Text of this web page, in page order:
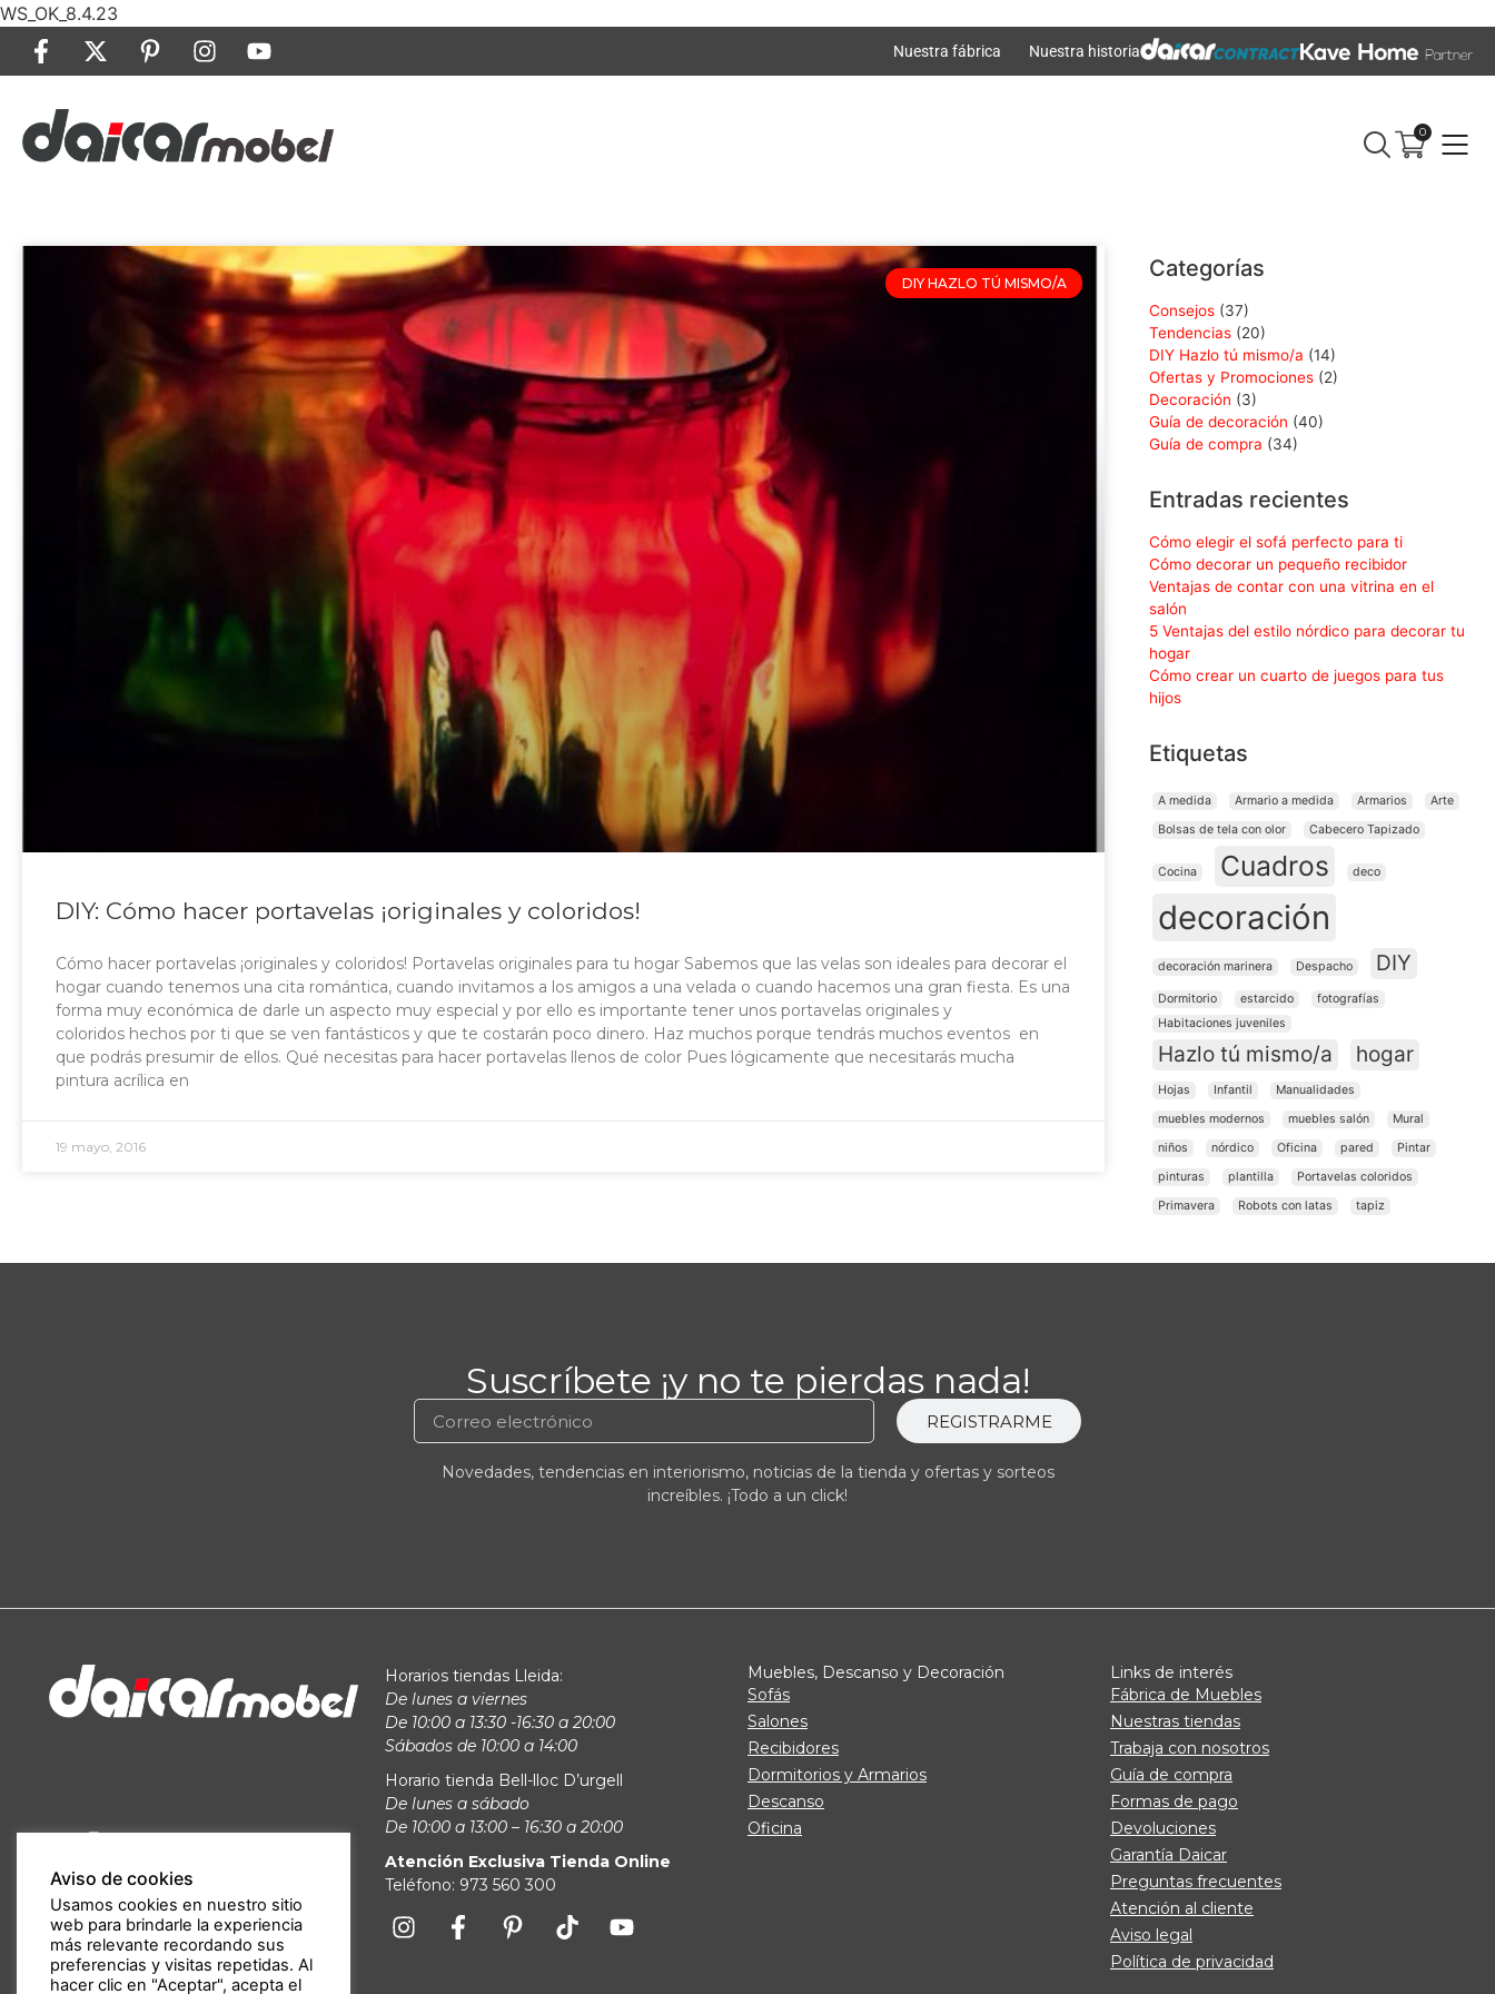
WS_OK_8.4.23
Nuestra fábrica Nuestra historia
0
DIY HAZLO TÚ MISMO/A
DIY: Cómo hacer portavelas ¡originales y coloridos!
Cómo hacer portavelas ¡originales y coloridos! Portavelas originales para tu hogar Sabemos que las velas son ideales para decorar el
hogar cuando tenemos una cita romántica, cuando invitamos a los amigos a una velada o cuando hacemos una gran fiesta. Es una
forma muy económica de darle un aspecto muy especial y por ello es importante tener unos portavelas originales y
coloridos hechos por ti que se ven fantásticos y que te costarán poco dinero. Haz muchos porque tendrás muchos eventos en
que podrás presumir de ellos. Qué necesitas para hacer portavelas llenos de color Pues lógicamente que necesitarás mucha
pintura acrílica en
19 mayo, 2016
Categorías
Consejos (37)
Tendencias (20)
DIY Hazlo tú mismo/a (14)
Ofertas y Promociones (2)
Decoración (3)
Guía de decoración (40)
Guía de compra (34)
Entradas recientes
Cómo elegir el sofá perfecto para ti
Cómo decorar un pequeño recibidor
Ventajas de contar con una vitrina en el
salón
5 Ventajas del estilo nórdico para decorar tu
hogar
Cómo crear un cuarto de juegos para tus
hijos
Etiquetas
A medida Armario a medida Armarios
Arte
Bolsas de tela con olor
Cabecero Tapizado
Cocina Cuadros deco
decoración
decoración marinera Despacho DIY
Dormitorio estarcido
fotografías
Habitaciones juveniles
Hazlo tú mismo/a hogar
Hojas Infantil
Manualidades
muebles modernos
muebles salón
Mural
niños
nórdico Oficina pared
Pintar
pinturas
plantilla
Portavelas coloridos
Primavera
Robots con latas tapiz
Suscríbete ¡y no te pierdas nada!
REGISTRARME
Novedades, tendencias en interiorismo, noticias de la tienda y ofertas y sorteos
increíbles. ¡Todo a un click!
Horarios tiendas Lleida:
De lunes a viernes
De 10:00 a 13:30 -16:30 a 20:00
Sábados de 10:00 a 14:00
Horario tienda Bell-lloc D’urgell
De lunes a sábado
De 10:00 a 13:00 – 16:30 a 20:00
Atención Exclusiva Tienda Online
Teléfono: 973 560 300
Muebles, Descanso y Decoración
Sofás
Salones
Recibidores
Dormitorios y Armarios
Descanso
Oficina
Links de interés
Fábrica de Muebles
Nuestras tiendas
Trabaja con nosotros
Guía de compra
Formas de pago
Devoluciones
Garantía Daicar
Preguntas frecuentes
Atención al cliente
Aviso legal
Política de privacidad
Aviso de cookies
Usamos cookies en nuestro sitio
web para brindarle la experiencia
más relevante recordando sus
preferencias y visitas repetidas. Al
hacer clic en "Aceptar", acepta el